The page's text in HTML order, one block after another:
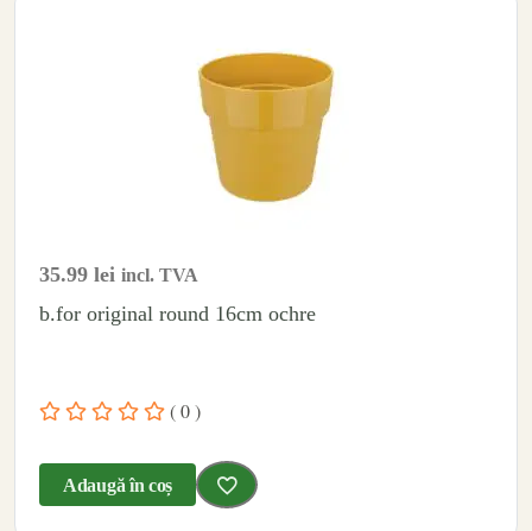
35.99 lei incl. TVA
b.for original round 16cm ochre
( 0 )
Adaugă în coș